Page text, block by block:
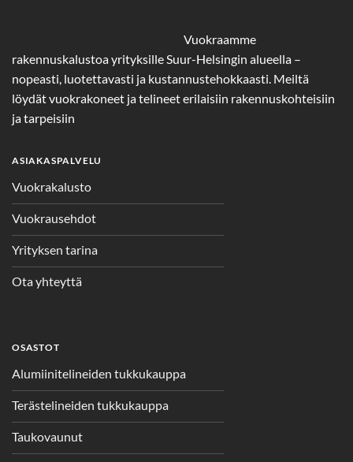
Vuokraamme
rakennuskalustoa yrityksille Suur-Helsingin alueella –
nopeasti, luotettavasti ja kustannustehokkaasti. Meiltä
löydät vuokrakoneet ja telineet erilaisiin rakennuskohteisiin
ja tarpeisiin
ASIAKASPALVELU
Vuokrakalusto
Vuokrausehdot
Yrityksen tarina
Ota yhteyttä
OSASTOT
Alumiinitelineiden tukkukauppa
Terästelineiden tukkukauppa
Taukovaunut